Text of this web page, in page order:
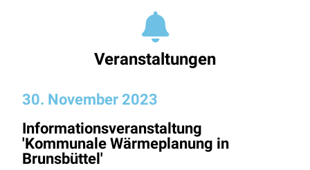
Veranstaltungen
30. November 2023
Informationsveranstaltung
'Kommunale Wärmeplanung in
Brunsbüttel'